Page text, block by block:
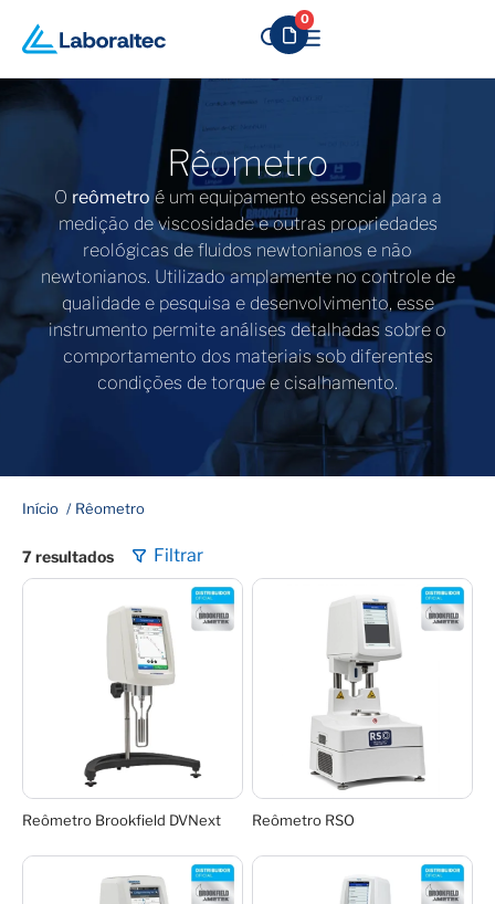
0
Rêometro
O reômetroé um equipamento essencial para a
medição de viscosidade e outras propriedades
reológicas de fluidos newtonianos e não
newtonianos. Utilizado amplamente no controle de
qualidade e pesquisa e desenvolvimento, esse
instrumento permite análises detalhadas sobre o
comportamento dos materiais sob diferentes
condições de torque e cisalhamento.
Início Rêometro
7 resultados
Reômetro Brookfield DVNext Reômetro RSO